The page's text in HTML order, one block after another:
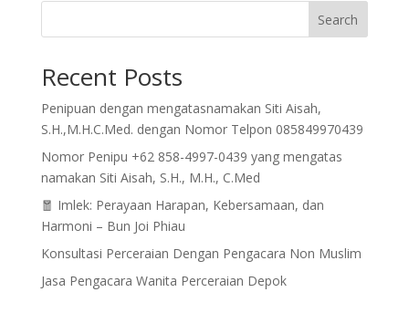
Search
Recent Posts
Penipuan dengan mengatasnamakan Siti Aisah,
S.H.,M.H.C.Med. dengan Nomor Telpon 085849970439
Nomor Penipu +62 858-4997-0439 yang mengatas
namakan Siti Aisah, S.H., M.H., C.Med
🧧 Imlek: Perayaan Harapan, Kebersamaan, dan
Harmoni – Bun Joi Phiau
Konsultasi Perceraian Dengan Pengacara Non Muslim
Jasa Pengacara Wanita Perceraian Depok